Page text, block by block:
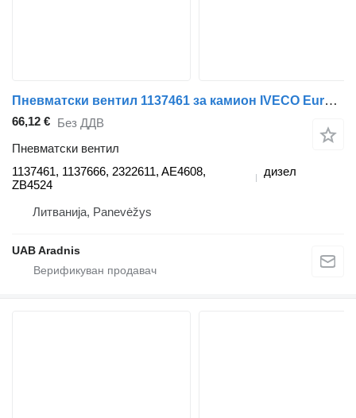
Пневматски вентил 1137461 за камион IVECO EuroCargo I-III
66,12 € Без ДДВ
Пневматски вентил
1137461, 1137666, 2322611, AE4608,
ZB4524
дизел
Литванија, Panevėžys
UAB Aradnis